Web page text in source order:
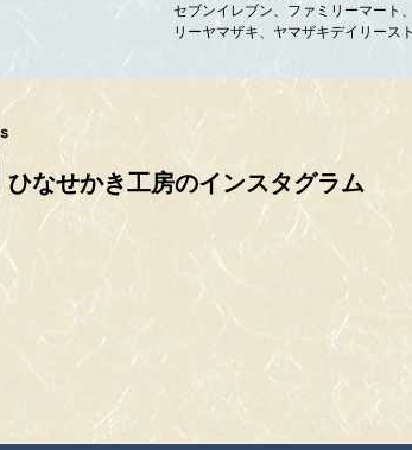
セブンイレブン、ファミリーマート
リーヤマザキ、ヤマザキデイリース
ひなせかき工房のインスタグラム